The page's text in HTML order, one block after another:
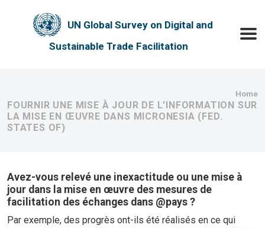
UN Global Survey on Digital and
Sustainable Trade Facilitation
Home
FOURNIR UNE MISE À JOUR DE L'INFORMATION SUR
LA MISE EN ŒUVRE DANS MICRONESIA (FED.
STATES OF)
Avez-vous relevé une inexactitude ou une mise à
jour dans la mise en œuvre des mesures de
facilitation des échanges dans @pays ?
Par exemple, des progrès ont-ils été réalisés en ce qui